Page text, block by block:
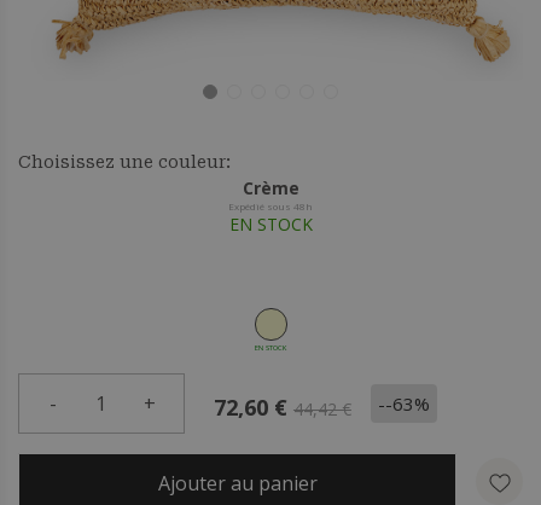
Choisissez une couleur:
Crème
Expédié sous 48h
EN STOCK
EN STOCK
- 1 + 72,60 € 44,42 € --63%
Ajouter au panier